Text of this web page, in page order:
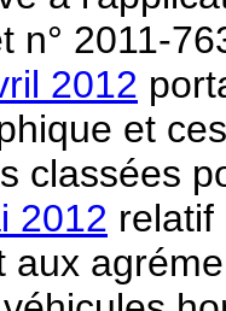
n° 2011-
2012
et
classées
2012 relatif
aux